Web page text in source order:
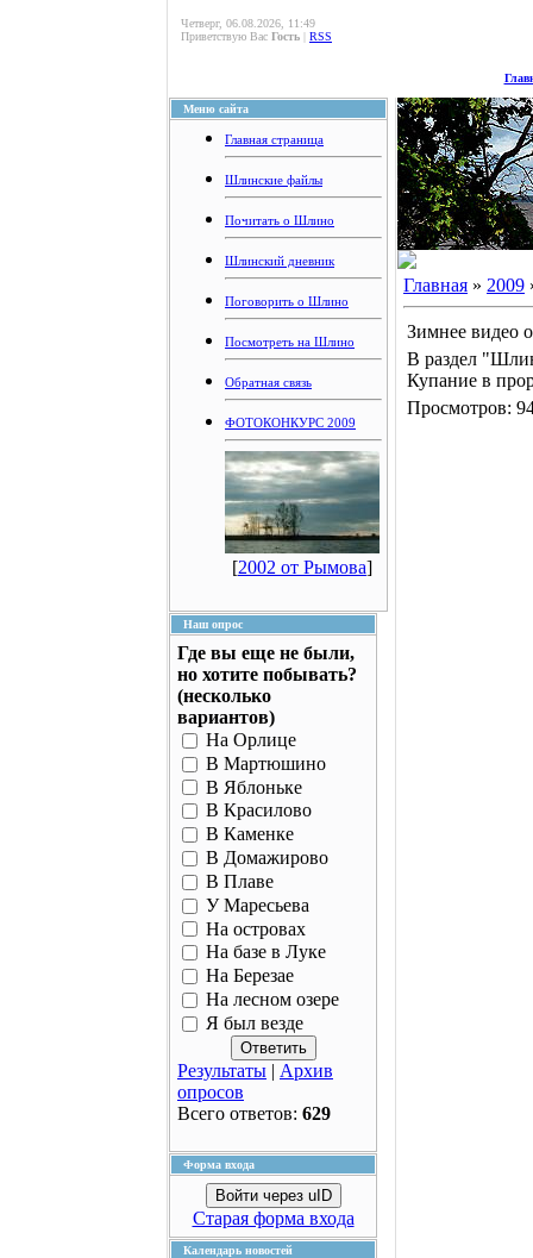
Четверг, 06.08.2026, 11:49
Приветствую Вас Гость | RSS
Меню сайта
Главная страница
Шлинские файлы
Почитать о Шлино
Шлинский дневник
Поговорить о Шлино
Посмотреть на Шлино
Обратная связь
ФОТОКОНКУРС 2009
[2002 от Рымова]
Наш опрос
Где вы еще не были,
но хотите побывать?
(несколько
вариантов)
На Орлице
В Мартюшино
В Яблоньке
В Красилово
В Каменке
В Домажирово
В Плаве
У Маресьева
На островах
На базе в Луке
На Березае
На лесном озере
Я был везде
Результаты | Архив
опросов
Всего ответов: 629
Форма входа
Войти через uID
Старая форма входа
Календарь новостей
Главная » 2009
Зимнее видео
В раздел
Купание в
Просмотров: